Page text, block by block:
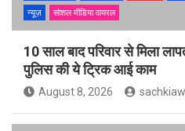
न्यूज़
सोशल मीडिया वायरल
10 साल बाद परिवार से मिला
पुलिस की ये ट्रिक आई काम
August 8, 2026